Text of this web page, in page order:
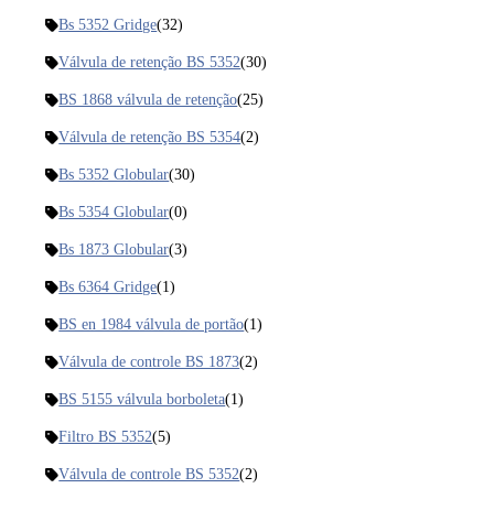
Bs 5352 Gridge(32)
Válvula de retenção BS 5352(30)
BS 1868 válvula de retenção(25)
Válvula de retenção BS 5354(2)
Bs 5352 Globular(30)
Bs 5354 Globular(0)
Bs 1873 Globular(3)
Bs 6364 Gridge(1)
BS en 1984 válvula de portão(1)
Válvula de controle BS 1873(2)
BS 5155 válvula borboleta(1)
Filtro BS 5352(5)
Válvula de controle BS 5352(2)